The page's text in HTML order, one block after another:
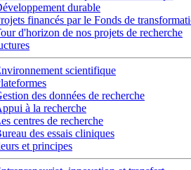
durable
financés par le Fonds de
d'horizon de nos projets de recherche
scientifique
des données de recherche
à la recherche
centres de recherche
des essais cliniques
et principes